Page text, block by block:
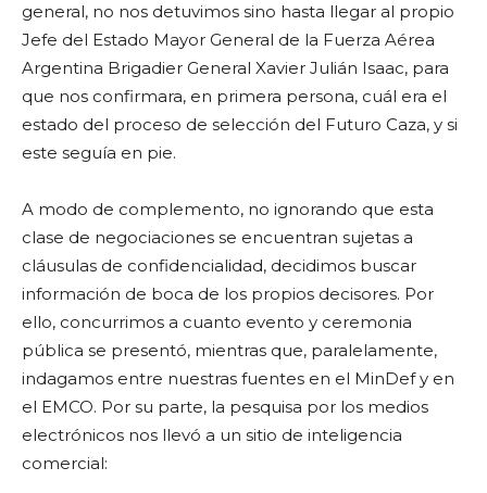
general, no nos detuvimos sino hasta llegar al propio
Jefe del Estado Mayor General de la Fuerza Aérea
Argentina Brigadier General Xavier Julián Isaac, para
que nos confirmara, en primera persona, cuál era el
estado del proceso de selección del Futuro Caza, y si
este seguía en pie.
A modo de complemento, no ignorando que esta
clase de negociaciones se encuentran sujetas a
cláusulas de confidencialidad, decidimos buscar
información de boca de los propios decisores. Por
ello, concurrimos a cuanto evento y ceremonia
pública se presentó, mientras que, paralelamente,
indagamos entre nuestras fuentes en el MinDef y en
el EMCO. Por su parte, la pesquisa por los medios
electrónicos nos llevó a un sitio de inteligencia
comercial: